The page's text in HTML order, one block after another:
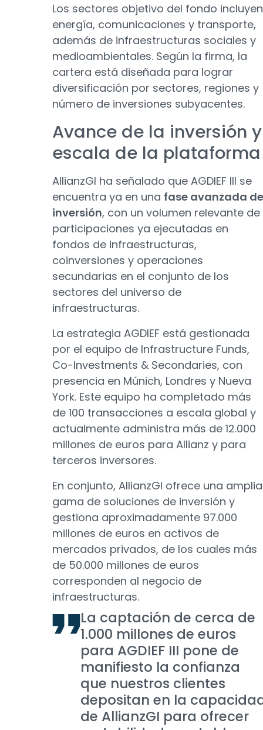
Los sectores objetivo del fondo incluyen
energía, comunicaciones y transporte,
además de infraestructuras sociales y
medioambientales. Según la firma, la
cartera está diseñada para lograr
diversificación por sectores, regiones y
número de inversiones subyacentes.
Avance de la inversión y
escala de la plataforma
AllianzGI ha señalado que AGDIEF III se
encuentra ya en una fase avanzada de
inversión, con un volumen relevante de
participaciones ya ejecutadas en
fondos de infraestructuras,
coinversiones y operaciones
secundarias en el conjunto de los
sectores del universo de
infraestructuras.
La estrategia AGDIEF está gestionada
por el equipo de Infrastructure Funds,
Co-Investments & Secondaries, con
presencia en Múnich, Londres y Nueva
York. Este equipo ha completado más
de 100 transacciones a escala global y
actualmente administra más de 12.000
millones de euros para Allianz y para
terceros inversores.
En conjunto, AllianzGI ofrece una amplia
gama de soluciones de inversión y
gestiona aproximadamente 97.000
millones de euros en activos de
mercados privados, de los cuales más
de 50.000 millones de euros
corresponden al negocio de
infraestructuras.
La captación de cerca de
1.000 millones de euros
para AGDIEF III pone de
manifiesto la confianza
que nuestros clientes
depositan en la
de AllianzGI para ofrecer